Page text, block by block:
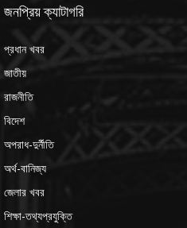
জনপ্রিয় ক্যাটাগরি
প্রধান খবর
জাতীয়
রাজনীতি
বিদেশ
অপরাধ-দুর্নীতি
অর্থ-বানিজ্য
জেলার খবর
শিক্ষা-তথ্যপ্রযুক্তি